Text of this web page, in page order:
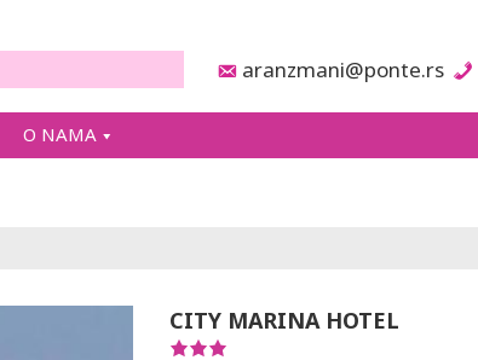
aranzmani@ponte.rs
O NAMA
CITY MARINA HOTEL